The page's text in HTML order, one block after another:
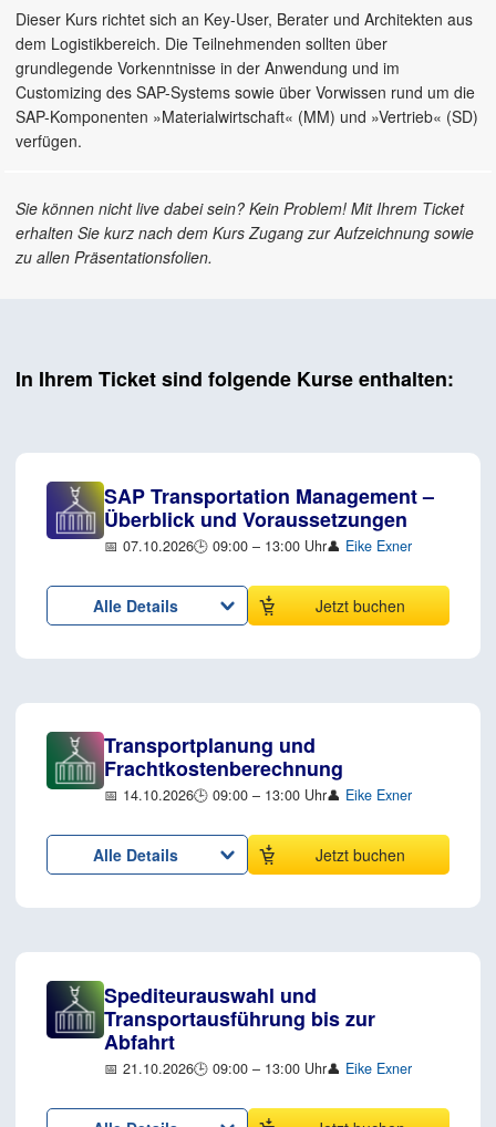
Dieser Kurs richtet sich an Key-User, Berater und Architekten aus
dem Logistikbereich. Die Teilnehmenden sollten über
grundlegende Vorkenntnisse in der Anwendung und im
Customizing des SAP-Systems sowie über Vorwissen rund um die
SAP-Komponenten »Materialwirtschaft« (MM) und »Vertrieb« (SD)
verfügen.
Sie können nicht live dabei sein? Kein Problem! Mit Ihrem Ticket
erhalten Sie kurz nach dem Kurs Zugang zur Aufzeichnung sowie
zu allen Präsentationsfolien.
In Ihrem Ticket sind folgende Kurse enthalten:
SAP Transportation Management –
Überblick und Voraussetzungen
📅 07.10.2026🕒 09:00 – 13:00 Uhr👤 Eike Exner
Alle Details Jetzt buchen
Transportplanung und
Frachtkostenberechnung
📅 14.10.2026🕒 09:00 – 13:00 Uhr👤 Eike Exner
Alle Details Jetzt buchen
Spediteurauswahl und
Transportausführung bis zur
Abfahrt
📅 21.10.2026🕒 09:00 – 13:00 Uhr👤 Eike Exner